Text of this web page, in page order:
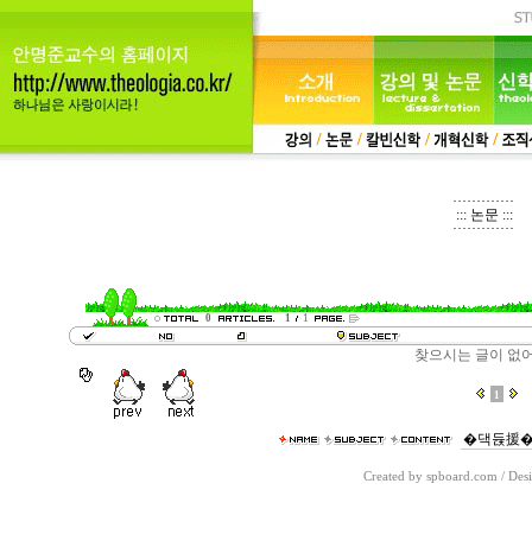
::: 논문 :::
0 1 1
찾으시는 글이 없
1
Created by spboard.com /